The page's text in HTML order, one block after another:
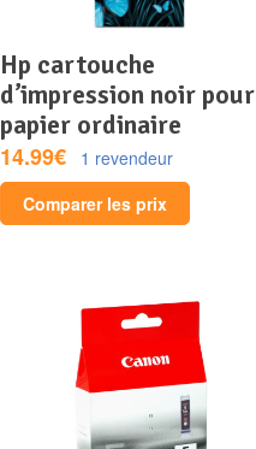
hp cartouche
d’impression noir pour
papier ordinaire
14.99€
1 revendeur
Comparer les prix